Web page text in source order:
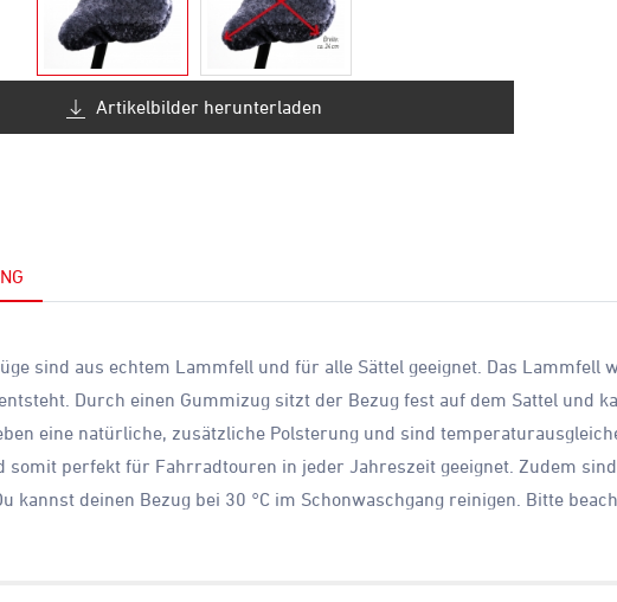
Artikelbilder herunterladen
sind aus echtem Lammfell und für alle Sättel geeignet. Das
Durch einen Gummizug sitzt der Bezug fest auf dem Sattel und
eine natürliche, zusätzliche Polsterung und sind
somit perfekt für Fahrradtouren in jeder Jahreszeit geeignet. Zudem
kannst deinen Bezug bei 30 °C im Schonwaschgang reinigen. Bitte